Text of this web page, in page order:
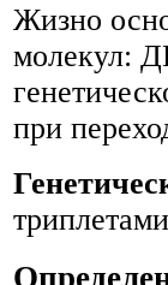
Жизно
молекул:
при
триплетами